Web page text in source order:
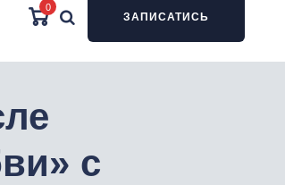
0
ЗАПИСАТИСЬ
с